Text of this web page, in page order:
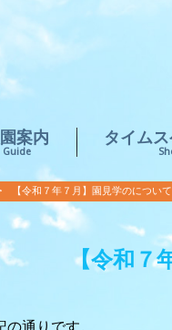
案内
Guide
タイム
【令和７年７月】園見学のについて
【令和７